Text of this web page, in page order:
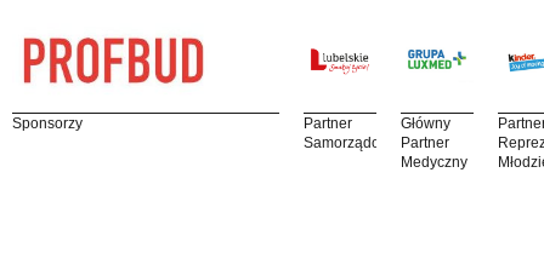
Sponsorzy
Partner
Samorządowy
Główny
Partner
Medyczny